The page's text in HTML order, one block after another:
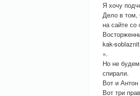
Я хочу
Дело в том,
на сайте со
kak-
».
Но не
спирали.
Вот и
Вот три